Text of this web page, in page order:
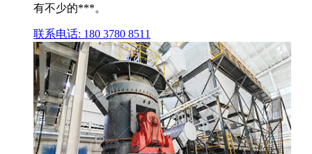
有不少的***。
联系电话: 180 3780 8511